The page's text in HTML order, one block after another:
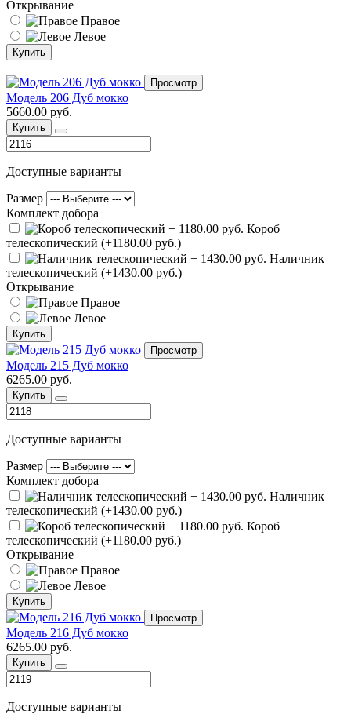
Открывание
Правое
Левое
Купить
Просмотр
Модель 206 Дуб мокко
5660.00 руб.
Купить
Доступные варианты
Размер
Комплект добора
Короб
телескопический (+1180.00 руб.)
Наличник
телескопический (+1430.00 руб.)
Открывание
Правое
Левое
Купить
Просмотр
Модель 215 Дуб мокко
6265.00 руб.
Купить
Доступные варианты
Размер
Комплект добора
Наличник
телескопический (+1430.00 руб.)
Короб
телескопический (+1180.00 руб.)
Открывание
Правое
Левое
Купить
Просмотр
Модель 216 Дуб мокко
6265.00 руб.
Купить
Доступные варианты